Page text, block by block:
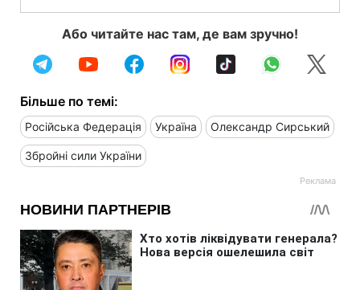
Або читайте нас там, де вам зручно!
Більше по темі:
Російська Федерація Україна Олександр Сирський
Збройні сили України